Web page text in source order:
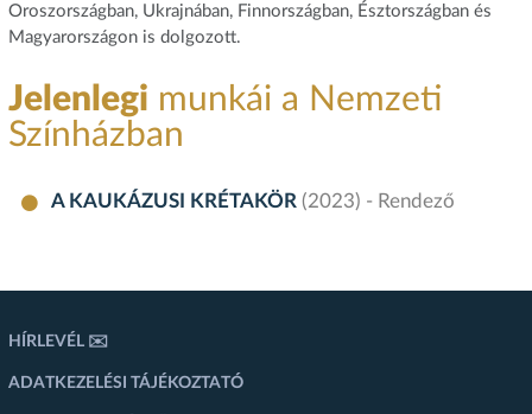
Oroszországban, Ukrajnában, Finnországban, Észtországban és
Magyarországon is dolgozott.
Jelenlegi munkái a Nemzeti
Színházban
A KAUKÁZUSI KRÉTAKÖR (2023) - Rendező
HÍRLEVÉL ✉️
ADATKEZELÉSI TÁJÉKOZTATÓ